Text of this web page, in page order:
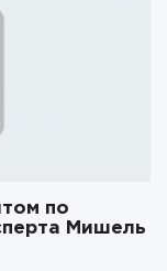
по
Мишель